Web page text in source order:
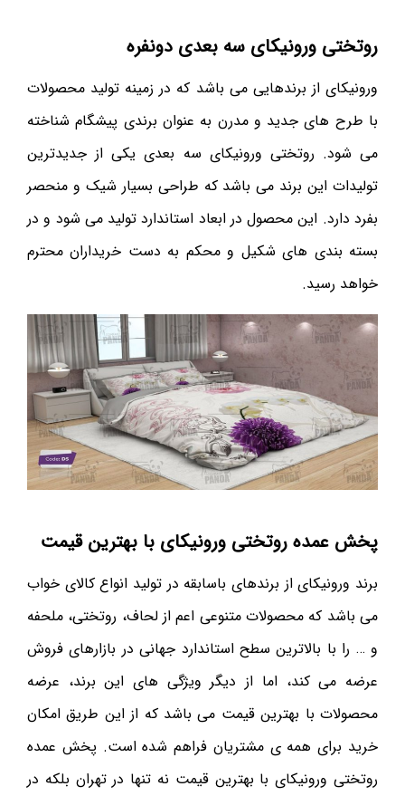
روتختی ورونیکای سه بعدی دونفره
ورونیکای از برندهایی می باشد که در زمینه تولید محصولات
با طرح های جدید و مدرن به عنوان برندی پیشگام شناخته
می شود. روتختی ورونیکای سه بعدی یکی از جدیدترین
تولیدات این برند می باشد که طراحی بسیار شیک و منحصر
بفرد دارد. این محصول در ابعاد استاندارد تولید می شود و در
بسته بندی های شکیل و محکم به دست خریداران محترم
خواهد رسید.
پخش عمده روتختی ورونیکای با بهترین قیمت
برند ورونیکای از برندهای باسابقه در تولید انواع کالای خواب
می باشد که محصولات متنوعی اعم از لحاف، روتختی، ملحفه
و … را با بالاترین سطح استاندارد جهانی در بازارهای فروش
عرضه می کند، اما از دیگر ویژگی های این برند، عرضه
محصولات با بهترین قیمت می باشد که از این طریق امکان
خرید برای همه ی مشتریان فراهم شده است. پخش عمده
روتختی ورونیکای با بهترین قیمت نه تنها در تهران بلکه در